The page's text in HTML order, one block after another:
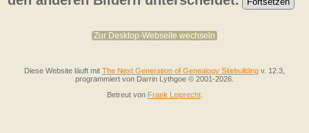
Zur Desktop-Webseite wechseln
Diese Website läuft mit The Next Generation of Genealogy Sitebuilding v. 12.3,
programmiert von Darrin Lythgoe © 2001-2026.
Betreut von Frank Leiprecht.